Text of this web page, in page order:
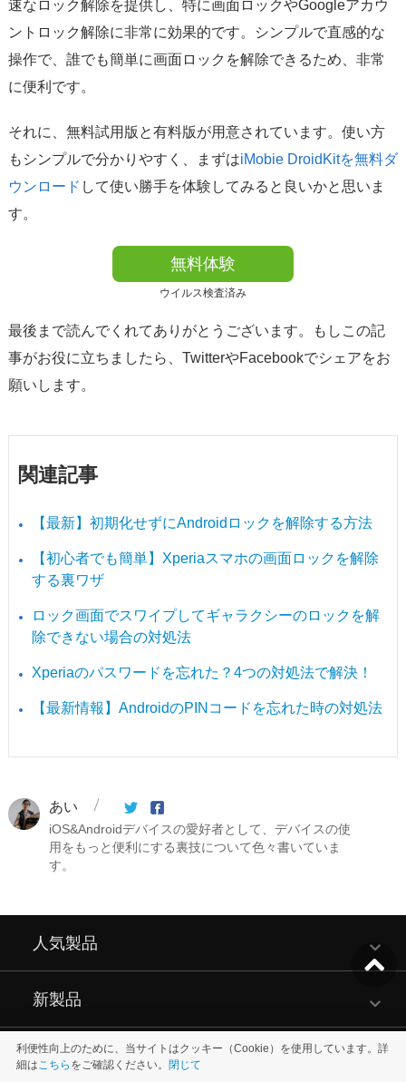
速なロック解除を提供し、特に画面ロックやGoogleアカウ
ントロック解除に非常に効果的です。シンプルで直感的な
操作で、誰でも簡単に画面ロックを解除できるため、非常
に便利です。
それに、無料試用版と有料版が用意されています。使い方
もシンプルで分かりやすく、まずはiMobie DroidKitを無料ダ
ウンロード して使い勝手を体験してみると良いかと思いま
す。
無料体験
ウイルス検査済み
最後まで読んでくれてありがとうございます。もしこの記
事がお役に立ちましたら、TwitterやFacebookでシェアをお
願いします。
関連記事
【最新】初期化せずにAndroidロックを解除する方法
【初心者でも簡単】Xperiaスマホの画面ロックを解除
する裏ワザ
ロック画面でスワイプしてギャラクシーのロックを解
除できない場合の対処法
Xperiaのパスワードを忘れた？4つの対処法で解決！
【最新情報】AndroidのPINコードを忘れた時の対処法
あい
iOS&Androidデバイスの愛好者として、デバイスの使
用をもっと便利にする裏技について色々書いていま
す。
人気製品
新製品
リソース
利便性向上のために、当サイトはクッキー（Cookie）を使用しています。詳
細はこちら をご確認ください。 閉じて